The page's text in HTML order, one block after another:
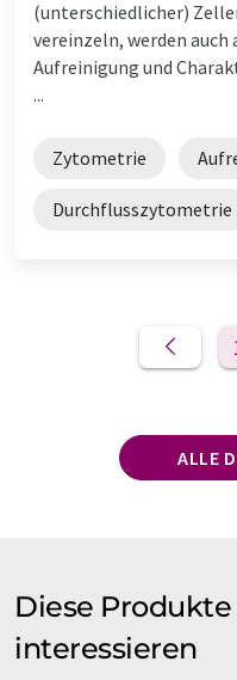
(unterschiedlicher)
vereinzeln, werden
Aufreinigung und
...
Zytometrie
Durchflusszytometrie
ALLE
Diese
interessieren